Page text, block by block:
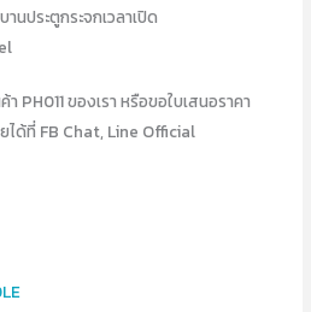
นประตูกระจกเวลาเปิด
PH011 ของเรา หรือขอใบเสนอราคา
ด้ที่ FB Chat, Line Official